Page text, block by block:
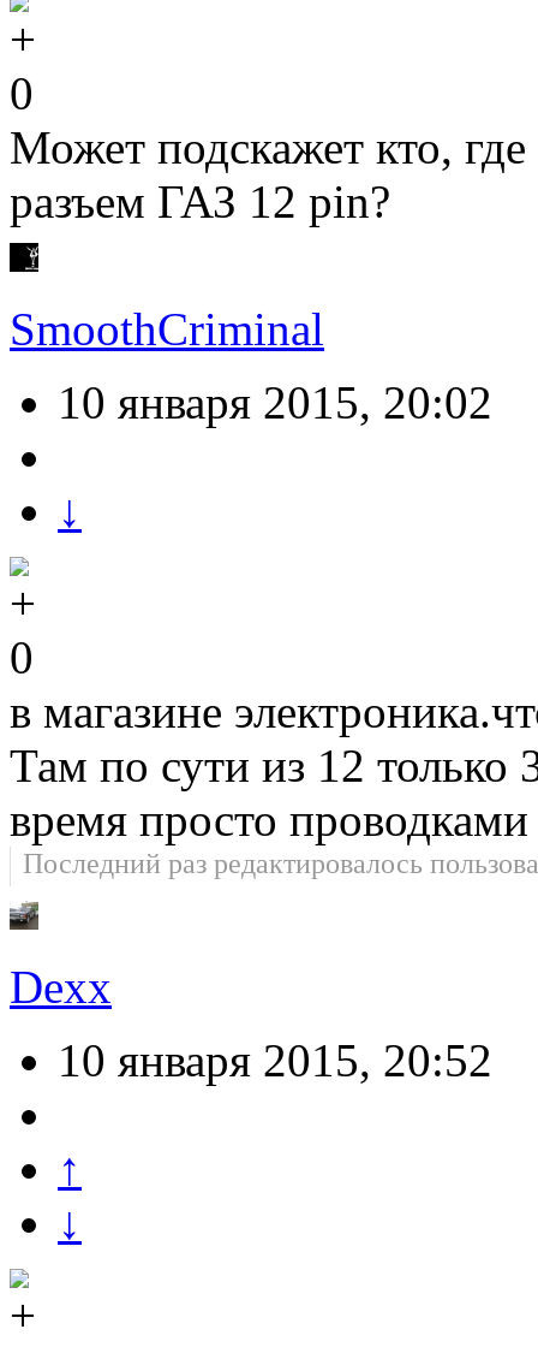
0
Может подскажет кто,
разъем ГАЗ 12 pin?
SmoothCriminal
10 января 2015, 20:02
↓
0
в магазине
Там по сути из 12 только
время просто
Последний раз редактировалось
Dexx
10 января 2015, 20:52
↑
↓